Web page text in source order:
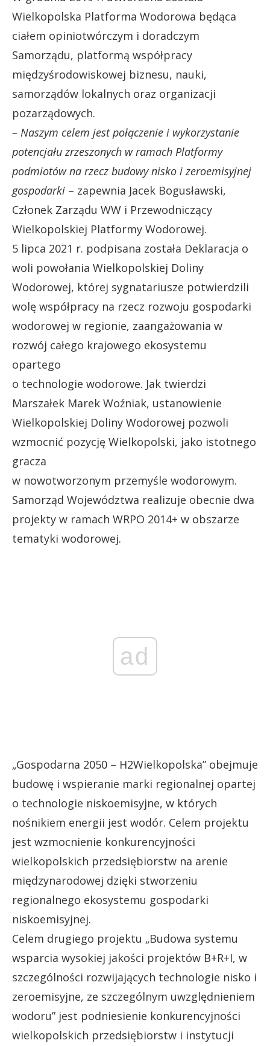
Wielkopolska Platforma Wodorowa będąca
ciałem opiniotwórczym i doradczym
Samorządu, platformą współpracy
międzyśrodowiskowej biznesu, nauki,
samorządów lokalnych oraz organizacji
pozarządowych.
– Naszym celem jest połączenie i wykorzystanie
potencjału zrzeszonych w ramach Platformy
podmiotów na rzecz budowy nisko i zeroemisyjnej
gospodarki – zapewnia Jacek Bogusławski,
Członek Zarządu WW i Przewodniczący
Wielkopolskiej Platformy Wodorowej.
5 lipca 2021 r. podpisana została Deklaracja o
woli powołania Wielkopolskiej Doliny
Wodorowej, której sygnatariusze potwierdzili
wolę współpracy na rzecz rozwoju gospodarki
wodorowej w regionie, zaangażowania w
rozwój całego krajowego ekosystemu
opartego
o technologie wodorowe. Jak twierdzi
Marszałek Marek Woźniak, ustanowienie
Wielkopolskiej Doliny Wodorowej pozwoli
wzmocnić pozycję Wielkopolski, jako istotnego
gracza
w nowotworzonym przemyśle wodorowym.
Samorząd Województwa realizuje obecnie dwa
projekty w ramach WRPO 2014+ w obszarze
tematyki wodorowej.
ad
„Gospodarna 2050 – H2Wielkopolska” obejmuje
budowę i wspieranie marki regionalnej opartej
o technologie niskoemisyjne, w których
nośnikiem energii jest wodór. Celem projektu
jest wzmocnienie konkurencyjności
wielkopolskich przedsiębiorstw na arenie
międzynarodowej dzięki stworzeniu
regionalnego ekosystemu gospodarki
niskoemisyjnej.
Celem drugiego projektu „Budowa systemu
wsparcia wysokiej jakości projektów B+R+I, w
szczególności rozwijających technologie nisko i
zeroemisyjne, ze szczególnym uwzględnieniem
wodoru” jest podniesienie konkurencyjności
wielkopolskich przedsiębiorstw i instytucji